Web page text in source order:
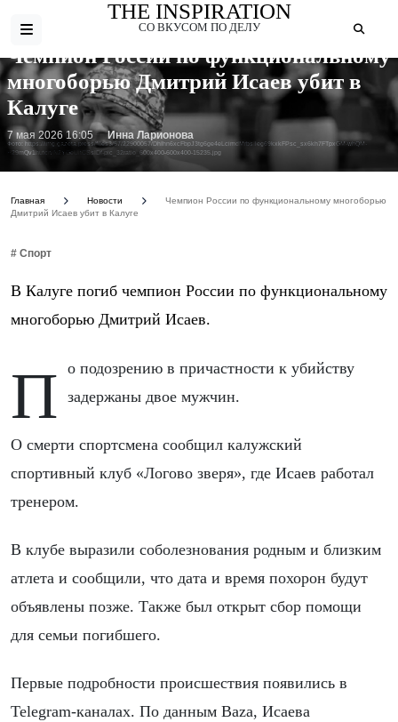
THE INSPIRATION
СО ВКУСОМ ПО ДЕЛУ
Фото: https://img.gazeta.press/files3/57/22900057/DhIhn6xcFbpJ3tg6ge4eLcimdMrbsIleg69kxkFPsc_sx6kh7FTpxGM-whQM-
H29mQv1hutcrvN2YGeUitCSsIDf-pic_32ratio_600x400-600x400-15235.jpg
Чемпион России по функциональному
многоборью Дмитрий Исаев убит в
Калуге
7 мая 2026 16:05 Инна Ларионова
Главная Новости
Чемпион России по функциональному многоборью
Дмитрий Исаев убит в Калуге
# Спорт
В Калуге погиб чемпион России по функциональному
многоборью Дмитрий Исаев.
По подозрению в причастности к убийству задержаны двое мужчин.
О смерти спортсмена сообщил калужский
спортивный клуб «Логово зверя», где Исаев работал
тренером.
В клубе выразили соболезнования родным и близким
атлета и сообщили, что дата и время похорон будут
объявлены позже. Также был открыт сбор помощи
для семьи погибшего.
Первые подробности происшествия появились в
Telegram-каналах. По данным Baza, Исаева